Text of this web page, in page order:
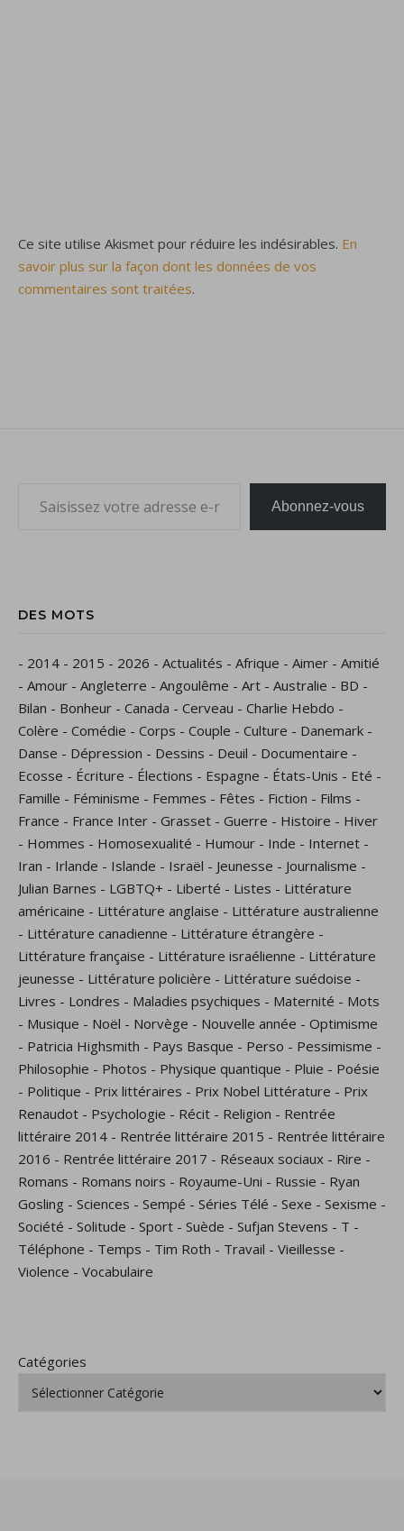
Ce site utilise Akismet pour réduire les indésirables. En
savoir plus sur la façon dont les données de vos
commentaires sont traitées.
Abonnez-vous
DES MOTS
- 2014 - 2015 - 2026 - Actualités - Afrique - Aimer - Amitié
- Amour - Angleterre - Angoulême - Art - Australie - BD -
Bilan - Bonheur - Canada - Cerveau - Charlie Hebdo -
Colère - Comédie - Corps - Couple - Culture - Danemark -
Danse - Dépression - Dessins - Deuil - Documentaire -
Ecosse - Écriture - Élections - Espagne - États-Unis - Eté -
Famille - Féminisme - Femmes - Fêtes - Fiction - Films -
France - France Inter - Grasset - Guerre - Histoire - Hiver
- Hommes - Homosexualité - Humour - Inde - Internet -
Iran - Irlande - Islande - Israël - Jeunesse - Journalisme -
Julian Barnes - LGBTQ+ - Liberté - Listes - Littérature
américaine - Littérature anglaise - Littérature australienne
- Littérature canadienne - Littérature étrangère -
Littérature française - Littérature israélienne - Littérature
jeunesse - Littérature policière - Littérature suédoise -
Livres - Londres - Maladies psychiques - Maternité - Mots
- Musique - Noël - Norvège - Nouvelle année - Optimisme
- Patricia Highsmith - Pays Basque - Perso - Pessimisme -
Philosophie - Photos - Physique quantique - Pluie - Poésie
- Politique - Prix littéraires - Prix Nobel Littérature - Prix
Renaudot - Psychologie - Récit - Religion - Rentrée
littéraire 2014 - Rentrée littéraire 2015 - Rentrée littéraire
2016 - Rentrée littéraire 2017 - Réseaux sociaux - Rire -
Romans - Romans noirs - Royaume-Uni - Russie - Ryan
Gosling - Sciences - Sempé - Séries Télé - Sexe - Sexisme -
Société - Solitude - Sport - Suède - Sufjan Stevens - T -
Téléphone - Temps - Tim Roth - Travail - Vieillesse -
Violence - Vocabulaire
Catégories